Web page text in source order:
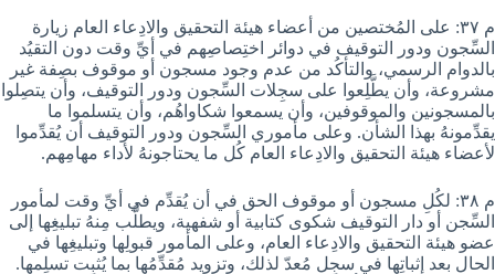
م ٣٧: على المُختصين من أعضاء هيئة التحقيق والادِعاء العام زيارة
السِّجون ودور التوقيف في دوائر اختِصاصِهم في أيِّ وقت دون التقيُد
بالدوام الرسمي، والتأكُد من عدم وجود مسجون أو موقوف بصِفة غير
مشروعة، وأن يطَّلِعوا على سجِلات السِّجون ودور التوقيف، وأن يتصِلوا
بالمسجونين والموقوفين، وأن يسمعوا شكاواهُم، وأن يتسلموا ما
يقدِّمونهُ بهذا الشأن. وعلى مأموري السِّجون ودور التوقيف أن يُقدِّموا
لأعضاء هيئة التحقيق والادِعاء العام كُل ما يحتاجونهُ لأداء مهامِهم.
م ٣٨: لكُلِ مسجون أو موقوف الحق في أن يُقدِّم في أيِّ وقت لمأمور
السِّجن أو دار التوقيف شكوى كتابية أو شفهية، ويطلُّب مِنهُ تبليغِها إلى
عضو هيئة التحقيق والادِعاء العام، وعلى المأمور قبولِها وتبليغِها في
الحال بعد إثباتِها في سجِل مُعدّ لذلك، وتزويد مُقدِّمُها بما يُثبِت تسلِمها.